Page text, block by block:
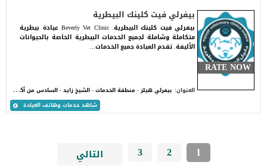
شاهد خدمات وهاتف العيادة
RATE NOW
بيفرلي فيت كلينك البيطرية
بيفرلي فيت كلينك البيطرية. Beverly Vet Clinic عيادة بيطرية
متكاملة وشاملة لجميع الخدمات البيطرية الخاصة بالحيوانات
الأليفة. تقدم العيادة جميع الخدمات…
العنوان: بيفرلي هيلز - منطقة الخدمات - الشيخ زايد - السادس من أكتوبر, الجيزة. داخل ذا ووك مول - مبنى 7 - الدور الثالث
1
2
3 التالي